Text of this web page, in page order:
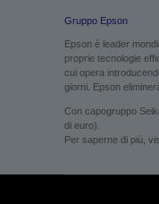
Gruppo Epson
Epson è leader
proprie tecnologie
cui opera
giorni. Epson
Con capogruppo
di euro).
Per saperne di più,